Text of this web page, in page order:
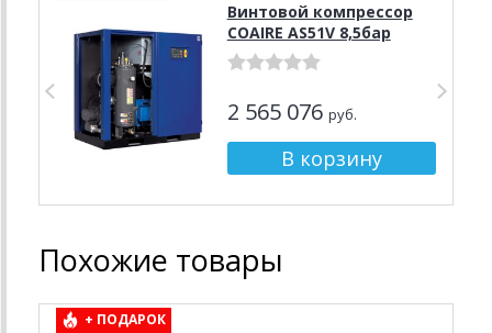
Винтовой компрессор
COAIRE AS51V 8,5бар
2 565 076 руб.
Похожие товары
+ ПОДАРОК